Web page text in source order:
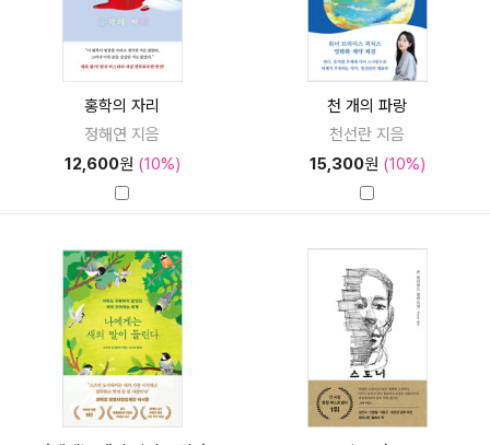
홍학의 자리
정해연 지음
12,600원 (10%)
천 개의 파랑
천선란 지음
15,300원 (10%)